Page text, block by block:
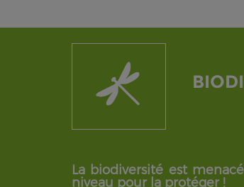
La biodiversité est
niveau pour la protéger !